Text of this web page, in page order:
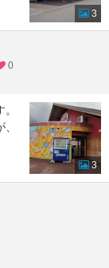
3
0
3